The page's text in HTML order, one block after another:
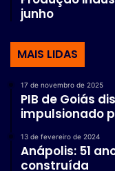
junho
MAIS LIDAS
17 de novembro de 2025
PIB de Goiás
impulsionado
13 de fevereiro de 2024
Anápolis: 51
construída